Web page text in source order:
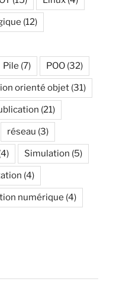
(12)
Pile (7) POO (32)
orienté objet (31)
(21)
réseau (3)
Simulation (5)
(4)
numérique (4)